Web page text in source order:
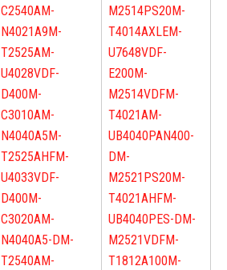
C2540AM-
N4021A9 M-
T2525AM-
U4028VDF-
D400 M-
C3010AM-
N4040A5 M-
T2525AHFM-
U4033VDF-
D400 M-
C3020AM-
N4040A5-D M-
T2540AM-
M2514PS20 M-
T4014AXLEM-
U7648VDF-
E200 M-
M2514VDFM-
T4021AM-
UB4040PAN400-
D M-
M2521PS20 M-
T4021AHFM-
UB4040PES-D M-
M2521VDFM-
T1812A100 M-